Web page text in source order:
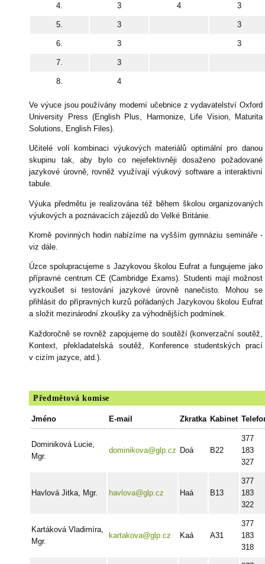
4. 3 4 3
5. 3 3
6. 3 3
7. 3
8. 4
Ve výuce jsou používány moderní učebnice z vydavatelství Oxford
University Press (English Plus, Harmonize, Life Vision, Maturita
Solutions, English Files).
Učitelé volí kombinaci výukových materiálů optimální pro danou
skupinu tak, aby bylo co nejefektivněji dosaženo požadované
jazykové úrovně, rovněž využívají výukový software a interaktivní
tabule.
Výuka předmětu je realizována též během školou organizovaných
výukových a poznávacích zájezdů do Velké Británie.
Kromě povinných hodin nabízíme na vyšším gymnáziu semináře -
viz dále.
Úzce spolupracujeme s Jazykovou školou Eufrat a fungujeme jako
přípravné centrum CE (Cambridge Exams). Studenti mají možnost
vyzkoušet si testování jazykové úrovně nanečisto. Mohou se
přihlásit do přípravných kurzů pořádaných Jazykovou školou Eufrat
a složit mezinárodní zkoušky za výhodnějších podmínek.
Každoročně se rovněž zapojujeme do soutěží (konverzační soutěž,
Kontext, překladatelská soutěž, Konference studentských prací
v cizím jazyce, atd.).
Předmětová komise
Jméno E-mail Zkratka Kabinet
Dominiková Lucie,
Mgr.
dominikova@glp.cz Doá B22
377
183
327
Havlová Jitka, Mgr. havlova@glp.cz Haá B13
377
183
322
Kartáková Vladimíra,
Mgr.
kartakova@glp.cz Kaá A31
377
183
318